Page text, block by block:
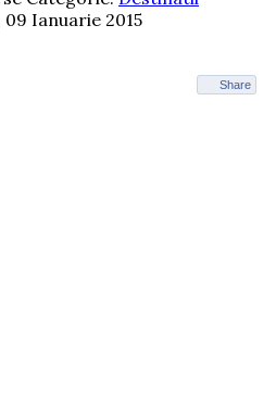
Ianuarie 2015
Share